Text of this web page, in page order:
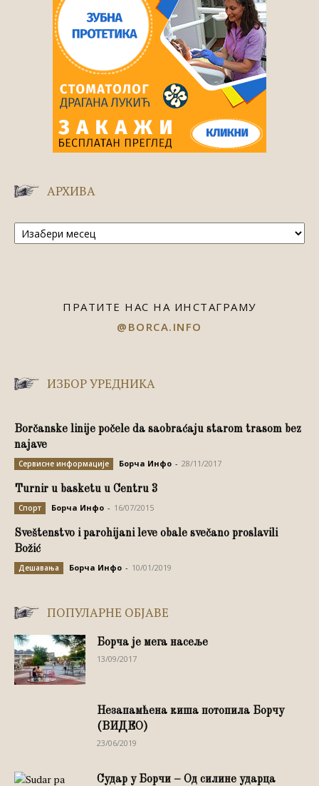
АРХИВА
Архива
ПРАТИТЕ НАС НА ИНСТАГРАМУ
@BORCA.INFO
ИЗБОР УРЕДНИКА
Borčanske linije počele da saobraćaju starom trasom bez
najave
Сервисне информације Борча Инфо - 28/11/2017
Turnir u basketu u Centru 3
Спорт Борча Инфо - 16/07/2015
Sveštenstvo i parohijani leve obale svečano proslavili
Božić
Дешавања Борча Инфо - 10/01/2019
ПОПУЛАРНЕ ОБЈАВЕ
Борча је мега насеље
13/09/2017
Незапамћена киша потопила Борчу
(ВИДЕО)
23/06/2019
Судар у Борчи – Од силине ударца